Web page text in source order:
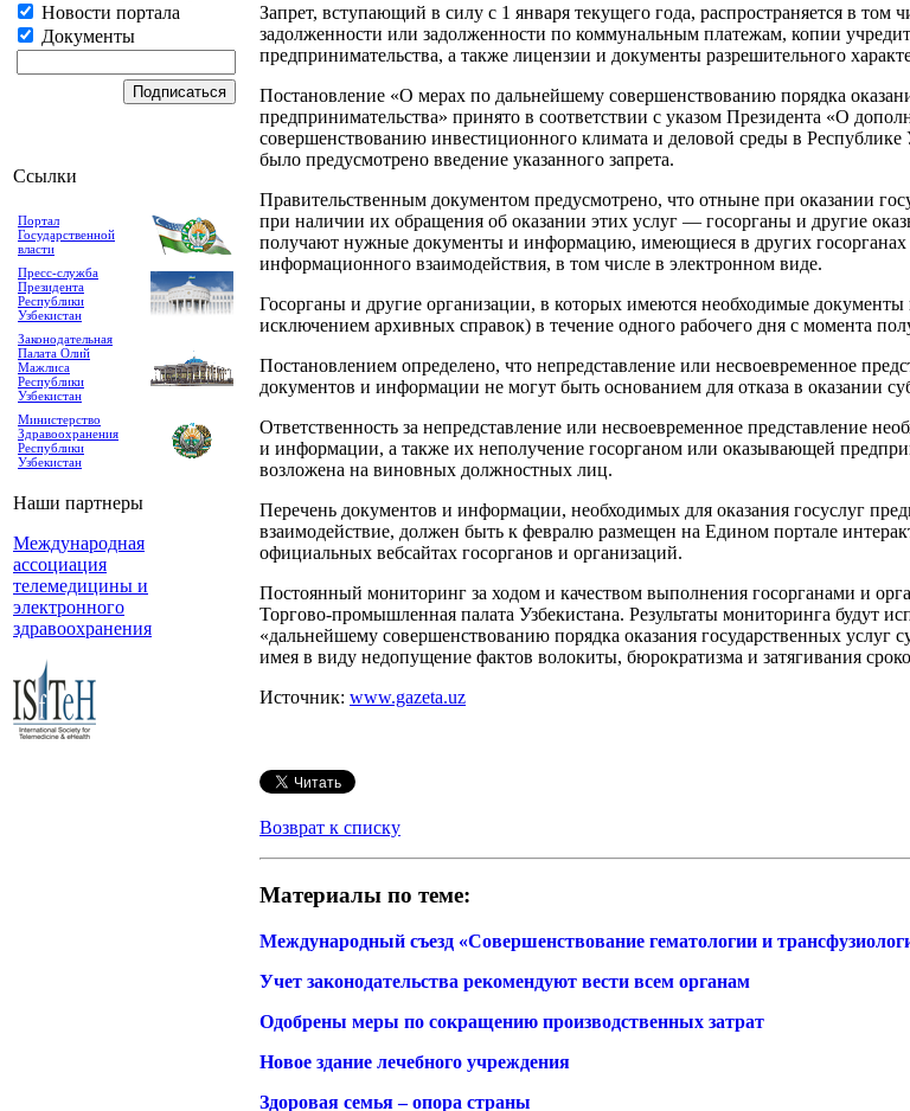
Новости портала
Документы
Ссылки
Портал
Государственной
власти
Пресс-служба
Президента
Республики
Узбекистан
Законодательная
Палата Олий
Мажлиса
Республики
Узбекистан
Министерство
Здравоохранения
Республики
Узбекистан
Наши партнеры
Международная
ассоциация
телемедицины и
электронного
здравоохранения
Запрет, вступающий в силу с 1 января текущего года, распространяется в том
задолженности или задолженности по коммунальным платежам, копии
предпринимательства, а также лицензии и документы разрешительного
Постановление «О мерах по дальнейшему совершенствованию порядка
предпринимательства» принято в соответствии с указом Президента «О
совершенствованию инвестиционного климата и деловой среды в Республике
было предусмотрено введение указанного запрета.
Правительственным документом предусмотрено, что отныне при оказании
при наличии их обращения об оказании этих услуг — госорганы и другие
получают нужные документы и информацию, имеющиеся в других госорганах
информационного взаимодействия, в том числе в электронном виде.
Госорганы и другие организации, в которых имеются необходимые
исключением архивных справок) в течение одного рабочего дня с момента
Постановлением определено, что непредставление или несвоевременное
документов и информации не могут быть основанием для отказа в оказании
Ответственность за непредставление или несвоевременное представление
и информации, а также их неполучение госорганом или оказывающей
возложена на виновных должностных лиц.
Перечень документов и информации, необходимых для оказания госуслуг
взаимодействие, должен быть к февралю размещен на Едином портале
официальных вебсайтах госорганов и организаций.
Постоянный мониторинг за ходом и качеством выполнения госорганами и
Торгово-промышленная палата Узбекистана. Результаты мониторинга будут
«дальнейшему совершенствованию порядка оказания государственных услуг
имея в виду недопущение фактов волокиты, бюрократизма и затягивания
Источник: www.gazeta.uz
Возврат к списку
Материалы по теме:
Международный съезд «Совершенствование гематологии и
Учет законодательства рекомендуют вести всем органам
Одобрены меры по сокращению производственных затрат
Новое здание лечебного учреждения
Здоровая семья – опора страны